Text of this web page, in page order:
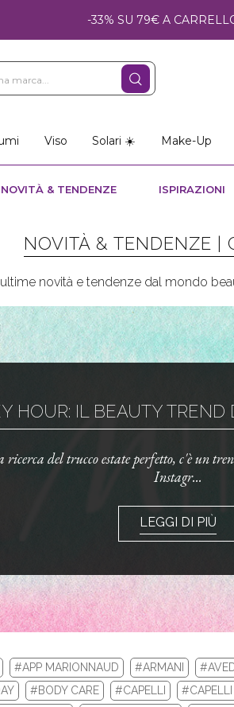
-33% SU 79€ A
Viso Solari ☀️ Make-Up
NOVITÀ & TENDENZE ISPIRAZIONI
NOVITÀ & TENDENZE |
novità e tendenze dal mondo
HOUR: IL BEAUTY TREND
ricerca del trucco estate perfetto, c'è un
Instagr...
LEGGI DI PIÙ
#APP MARIONNAUD #ARMANI
#BODY CARE #CAPELLI
#CAPELLI